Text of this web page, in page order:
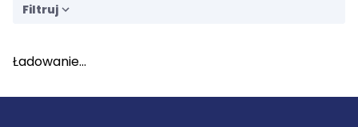
Filtruj
Ładowanie...